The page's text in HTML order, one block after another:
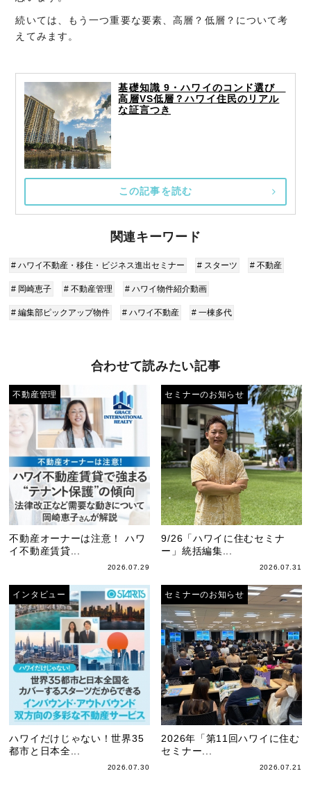
続いては、もう一つ重要な要素、高層？低層？について考
えてみます。
基礎知識 9・ハワイのコンド選び
高層VS低層？ハワイ住民のリアル
な証言つき
この記事を読む
関連キーワード
# ハワイ不動産・移住・ビジネス進出セミナー # スターツ # 不動産
# 岡崎恵子 # 不動産管理 # ハワイ物件紹介動画
# 編集部ピックアップ物件 # ハワイ不動産 # 一棟多代
合わせて読みたい記事
不動産管理
不動産オーナーは注意！ ハワ
イ不動産賃貸...
2026.07.29
セミナーのお知らせ
9/26「ハワイに住むセミナ
ー」統括編集...
2026.07.31
インタビュー
ハワイだけじゃない！世界35
都市と日本全...
2026.07.30
セミナーのお知らせ
2026年「第11回ハワイに住む
セミナー...
2026.07.21